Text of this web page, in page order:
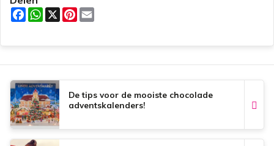
F
a
k
W
h
p
X
P
s
De tips voor de mooiste chocolade
adventskalenders!